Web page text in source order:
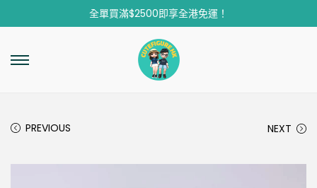
全單買滿$2500即享全港免運！
PREVIOUS NEXT